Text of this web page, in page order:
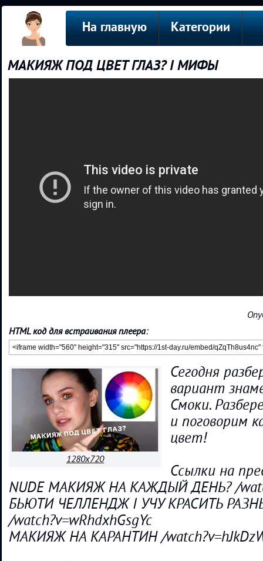
На главную Категории
МАКИЯЖ ПОД ЦВЕТ ГЛАЗ? I МИФЫ
HTML код для встраивания плеера:
1280x720
Сегодня
вариант
Смоки.
и поговорим
цвет!
Ссылки на
NUDE МАКИЯЖ НА КАЖДЫЙ ДЕНЬ? /
БЬЮТИ ЧЕЛЛЕНДЖ I УЧУ КРАСИТЬ
/watch?v=wRhdxhGsgYc
МАКИЯЖ НА КАРАНТИН /